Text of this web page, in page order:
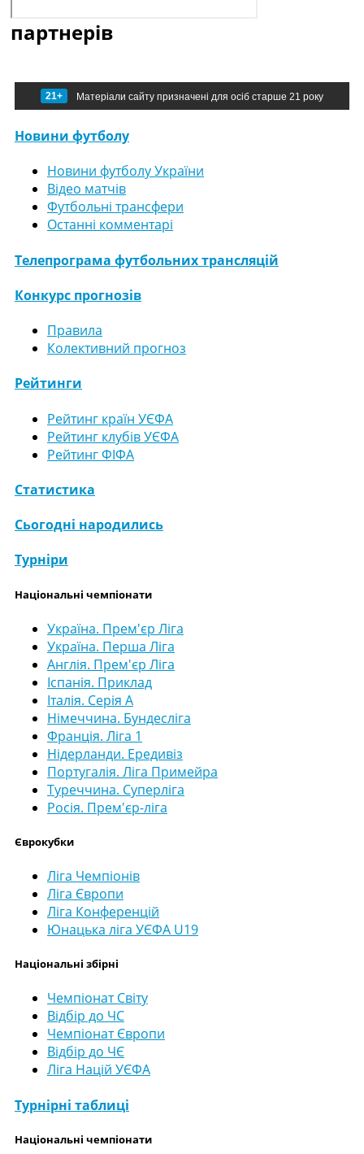
партнерів
21+ Матеріали сайту призначені для осіб старше 21 року
Новини футболу
Новини футболу України
Відео матчів
Футбольні трансфери
Останні комментарі
Телепрограма футбольних трансляцій
Конкурс прогнозів
Правила
Колективний прогноз
Рейтинги
Рейтинг країн УЄФА
Рейтинг клубів УЄФА
Рейтинг ФІФА
Статистика
Сьогодні народились
Турніри
Національні чемпіонати
Україна. Прем'єр Ліга
Україна. Перша Ліга
Англія. Прем'єр Ліга
Іспанія. Приклад
Італія. Серія А
Німеччина. Бундесліга
Франція. Ліга 1
Нідерланди. Ередивіз
Португалія. Ліга Примейра
Туреччина. Суперліга
Росія. Прем'єр-ліга
Єврокубки
Ліга Чемпіонів
Ліга Європи
Ліга Конференцій
Юнацька ліга УЄФА U19
Національні збірні
Чемпіонат Світу
Відбір до ЧС
Чемпіонат Європи
Відбір до ЧЄ
Ліга Націй УЄФА
Турнірні таблиці
Національні чемпіонати